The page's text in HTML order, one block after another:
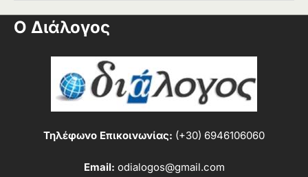
Ο Διάλογος
Τηλέφωνο Επικοινωνίας: (+30) 6946106060
Email: odialogos@gmail.com